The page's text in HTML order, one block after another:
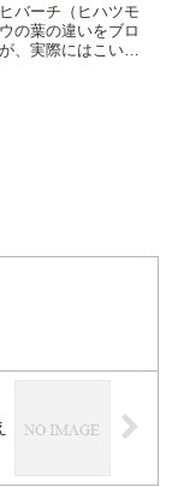
バーチ（ヒハツモ
の葉の違いをブロ
、実際にはこいつ